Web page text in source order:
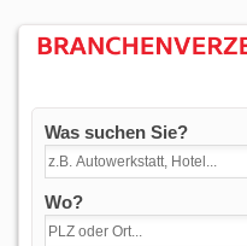
Was suchen Sie?
Wo?